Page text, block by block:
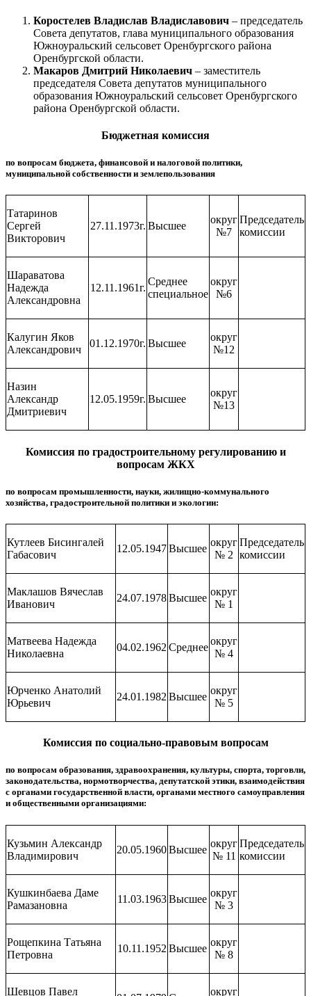
Коростелев Владислав Владиславович – председатель
Совета депутатов, глава муниципального образования
Южноуральский сельсовет Оренбургского района
Оренбургской области.
Макаров Дмитрий Николаевич – заместитель
председателя Совета депутатов муниципального
образования Южноуральский сельсовет Оренбургского
района Оренбургской области.
Бюджетная комиссия
по вопросам бюджета, финансовой и налоговой политики,
муниципальной собственности и землепользования
Татаринов
Сергей
Викторович
27.11.1973г. Высшее
округ
№7
Председатель
комиссии
Шараватова
Надежда
Александровна
12.11.1961г.
Среднее
специальное
округ
№6
Калугин Яков
Александрович
01.12.1970г. Высшее
округ
№12
Назин
Александр
Дмитриевич
12.05.1959г. Высшее
округ
№13
Комиссия по градостроительному регулированию и
вопросам ЖКХ
по вопросам промышленности, науки, жилищно-коммунального
хозяйства, градостроительной политики и экологии:
Кутлеев Бисингалей
Габасович
12.05.1947Высшее
округ
№ 2
Председатель
комиссии
Маклашов Вячеслав
Иванович
24.07.1978Высшее
округ
№ 1
Матвеева Надежда
Николаевна
04.02.1962 Среднее
округ
№ 4
Юрченко Анатолий
Юрьевич
24.01.1982 Высшее
округ
№ 5
Комиссия по социально-правовым вопросам
по вопросам образования, здравоохранения, культуры, спорта, торговли,
законодательства, нормотворчества, депутатской этики, взаимодействия
с органами государственной власти, органами местного самоуправления
и общественными организациями:
Кузьмин Александр
Владимирович
20.05.1960Высшее
округ
№ 11
Председатель
комиссии
Кушкинбаева Даме
Рамазановна
11.03.1963 Высшее
округ
№ 3
Рощепкина Татьяна
Петровна
10.11.1952 Высшее
округ
№ 8
Шевцов Павел округ